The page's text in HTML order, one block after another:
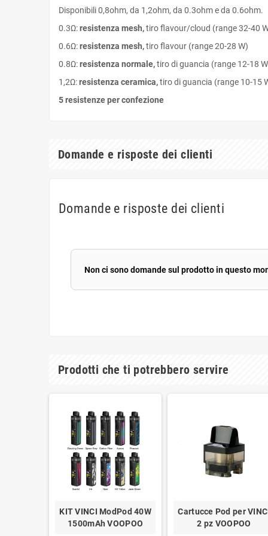
Disponibili 0,8ohm, da 1,2ohm, da 0.3ohm e da 0.6ohm.
0.3Ω:resistenza mesh,tiro flavour/cloud (range 32-40
0.6Ω:resistenza mesh,tiro flavour (range 20-28 W)
0.8Ω:resistenza normale,tiro di guancia (range 12-18
1,2Ω:resistenza ceramica,tiro di guancia (range 10-15
5 resistenze per confezione
Domande e risposte dei clienti
Domande e risposte dei clienti
Non ci sono domande sul prodotto in questo
Prodotti che ti potrebbero servire
KIT VINCI ModPod 40W
1500mAh VOOPOO
Cartucce Pod per
2 pz VOOPOO